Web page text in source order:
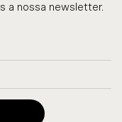
a nossa newsletter.